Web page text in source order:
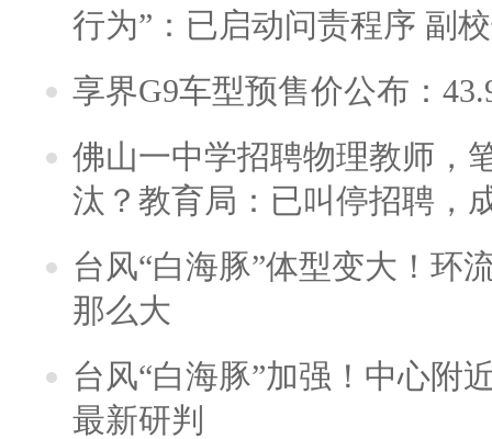
行为”：已启动问责程序 副
享界G9车型预售价公布：
佛山一中学招聘物理教师，
汰？教育局：已叫停招聘，
台风“白海豚”体型变大！环
那么大
台风“白海豚”加强！中心附
最新研判